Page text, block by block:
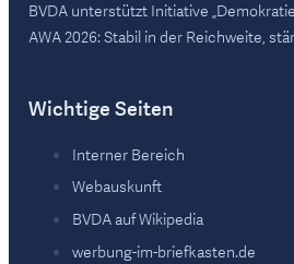
BVDA unterstützt Initiative
AWA 2026: Stabil in der Reichweite,
Wichtige Seiten
Interner Bereich
Webauskunft
BVDA auf Wikipedia
werbung-im-briefkasten.de